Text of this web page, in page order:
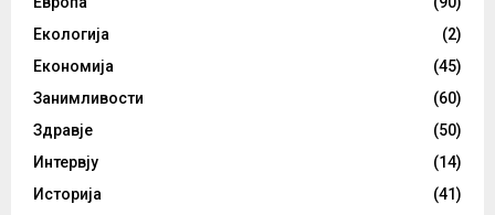
Екологија
(2)
Економија
(45)
Занимливости
(60)
Здравје
(50)
Интервју
(14)
Историја
(41)